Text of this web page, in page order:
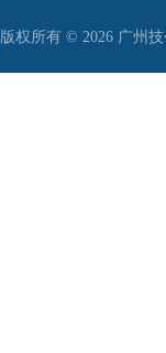
版权所有 © 2026 广州